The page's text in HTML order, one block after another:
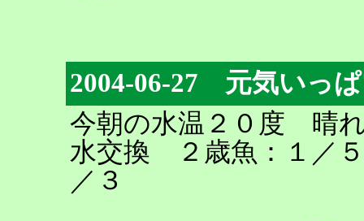
2004-06-27 元気いっ
今朝の水温２０度 晴
水交換 ２歳魚：１／
／３